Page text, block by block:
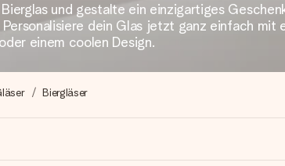
Kunden bewerten uns mit 4,8 bei Google
- 17:00 Uhr
- 13:00 Uhr
und gestalte ein einzigartiges
dein Glas jetzt ganz einfach mit
einem coolen Design.
Biergläser